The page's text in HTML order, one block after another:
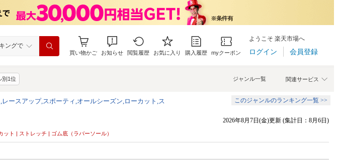
ングで
買い物かご お知らせ 閲覧履歴 お気に入り 購入履歴 myクーポン
ようこそ 楽天市場へ
ログイン 会員登録
関連サービス
ジャンル一覧
別1位
ースアップ,スポーティ,オールシーズン,ローカット,ス
このジャンルのランキング一覧 >>
ト | ストレッチ | ゴム底（ラバーソール）
2026年8月7日(金)更新 (集計日：8月6日)